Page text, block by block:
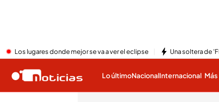
Los lugares donde mejor se va a ver el eclipse Una soltera de
Lo últimoNacionalInternacional Más